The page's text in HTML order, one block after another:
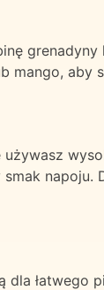
mango, aby
napoju.